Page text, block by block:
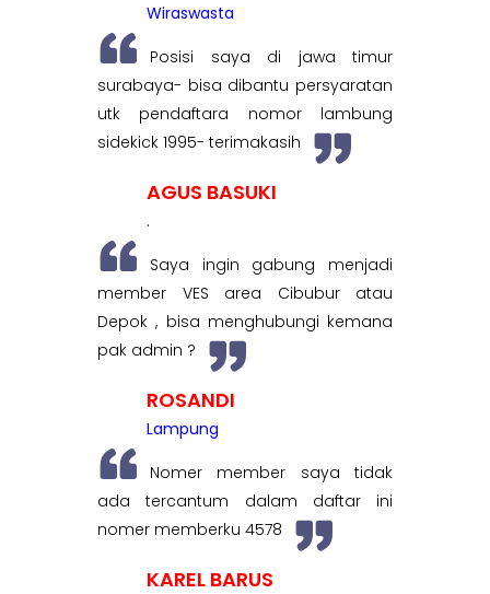
Wiraswasta
Posisi saya di jawa timur
surabaya- bisa dibantu persyaratan
utk pendaftara nomor lambung
sidekick 1995- terimakasih
AGUS BASUKI
.
Saya ingin gabung menjadi
member VES area Cibubur atau
Depok , bisa menghubungi kemana
pak admin ?
ROSANDI
Lampung
Nomer member saya tidak
ada tercantum dalam daftar ini
nomer memberku 4578
KAREL BARUS